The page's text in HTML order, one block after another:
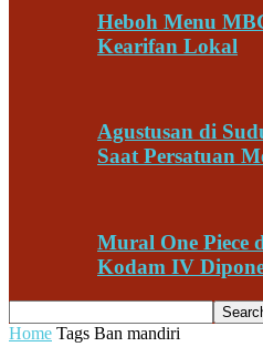
Heboh Menu
Kearifan Lokal
Agustusan di
Saat Persatuan
Mural One Piece
Kodam IV
Home Tags Ban mandiri